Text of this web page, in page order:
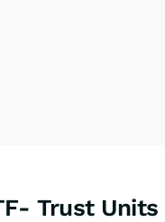
Trust Units